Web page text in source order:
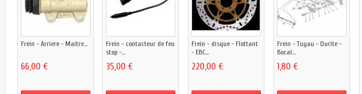
Frein - Arriere - Maitre...
66,00 €
Frein - contacteur de feu
stop -...
35,00 €
Frein - disque - Flottant
- EBC...
220,00 €
Frein - Tuyau - Durite -
Bocal...
1,80 €